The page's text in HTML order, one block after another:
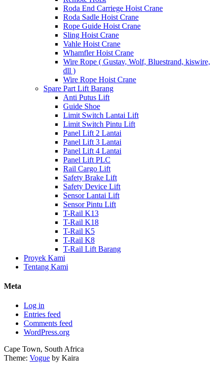
Roda End Carriege Hoist Crane
Roda Sadle Hoist Crane
Rope Guide Hoist Crane
Sling Hoist Crane
Vahle Hoist Crane
Whamfler Hoist Crane
Wire Rope ( Gustav, Wolf, Bluestrand, kiswire,
dll )
Wire Rope Hoist Crane
Spare Part Lift Barang
Anti Putus Lift
Guide Shoe
Limit Switch Lantai Lift
Limit Switch Pintu Lift
Panel Lift 2 Lantai
Panel Lift 3 Lantai
Panel Lift 4 Lantai
Panel Lift PLC
Rail Cargo Lift
Safety Brake Lift
Safety Device Lift
Sensor Lantai Lift
Sensor Pintu Lift
T-Rail K13
T-Rail K18
T-Rail K5
T-Rail K8
T-Rail Lift Barang
Proyek Kami
Tentang Kami
Meta
Log in
Entries feed
Comments feed
WordPress.org
Cape Town, South Africa
Theme: Vogue by Kaira